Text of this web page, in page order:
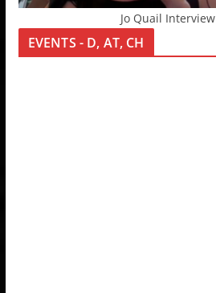
Jo Quail Interview
EVENTS - D, AT, CH